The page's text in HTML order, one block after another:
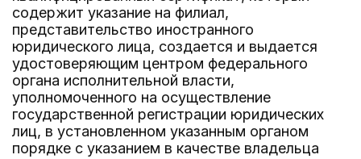
содержит указание на филиал,
представительство иностранного
юридического лица, создается и выдается
удостоверяющим центром федерального
органа исполнительной власти,
уполномоченного на осуществление
государственной регистрации юридических
лиц, в установленном указанным органом
порядке с указанием в качестве владельца